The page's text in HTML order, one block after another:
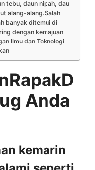
tebu, daun nipah, dau
alang-alang.Salah
banyak ditemui di
dengan kemajuan
Ilmu dan Teknologi
Anda
kemarin